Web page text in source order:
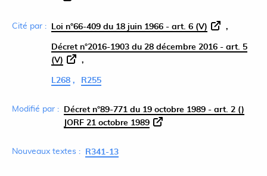
Cité par : Loi n°66-409 du 18 juin 1966 - art. 6 (V)
Décret n°2016-1903 du 28 décembre 2016 - art. 5
(V)
L268 R255
Modifié par :
Décret n°89-771 du 19 octobre 1989 - art. 2 ()
JORF 21 octobre 1989
Nouveaux textes : R341-13